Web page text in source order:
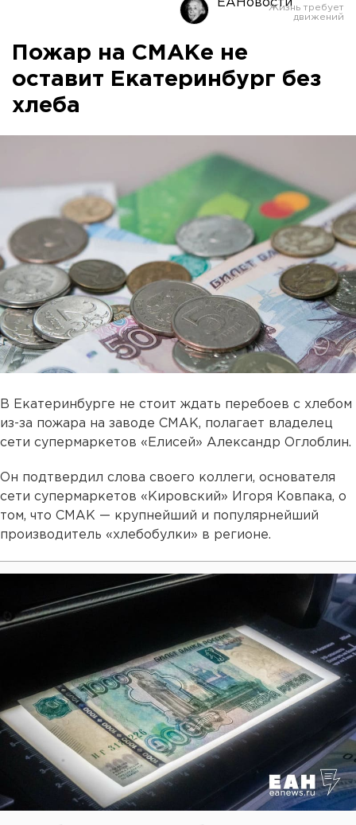
ЕАНовости
Пожар на СМАКе не
оставит Екатеринбург без
хлеба
В Екатеринбурге не стоит ждать перебоев с хлебом
из-за пожара на заводе СМАК, полагает владелец
сети супермаркетов «Елисей» Александр Оглоблин.
Он подтвердил слова своего коллеги, основателя
сети супермаркетов «Кировский» Игоря Ковпака, о
том, что СМАК — крупнейший и популярнейший
производитель «хлебобулки» в регионе.